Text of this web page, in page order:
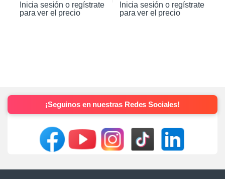
Inicia sesión o regístrate
para ver el precio
Inicia sesión o regístrate
para ver el precio
¡Seguinos en nuestras Redes Sociales!